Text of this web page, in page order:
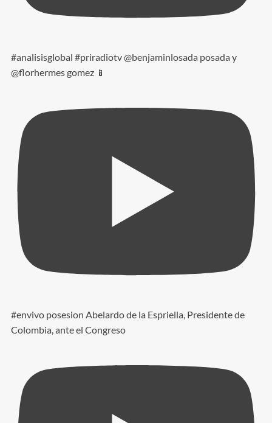
#analisisglobal #priradiotv @benjaminlosada posada y
@florhermes gomez 📱
#envivo posesion Abelardo de la Espriella, Presidente de
Colombia, ante el Congreso